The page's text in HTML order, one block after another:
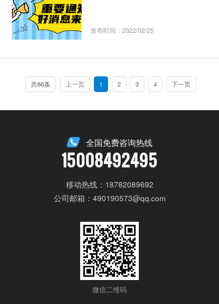
发布时间：2022/02/25
共66条 上一页 1 2 3 4 下一页
全国免费咨询热线
15008492495
移动热线：18782089692
公司邮箱：490190573@qq.com
微信二维码